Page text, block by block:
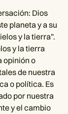
Dios
planeta y a su
y la tierra”.
y la tierra
opinión o
de nuestra
o política. Es
por nuestra
y el cambio